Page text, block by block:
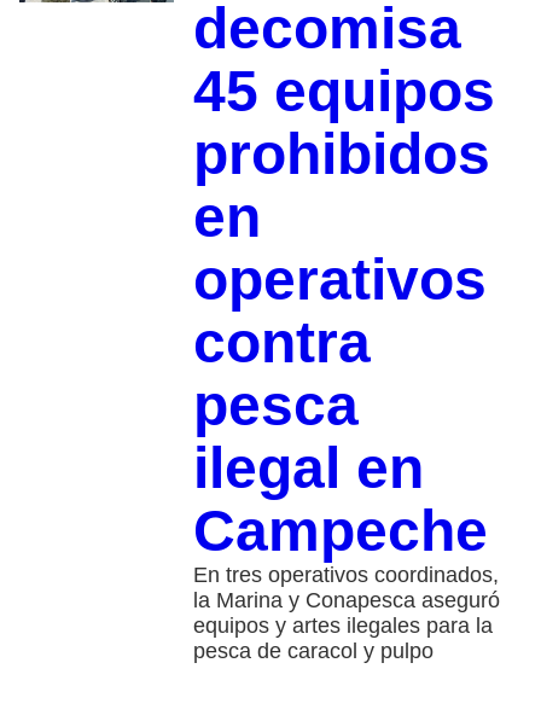
decomisa
45 equipos
prohibidos
en
operativos
contra
pesca
ilegal en
Campeche
En tres operativos coordinados,
la Marina y Conapesca aseguró
equipos y artes ilegales para la
pesca de caracol y pulpo